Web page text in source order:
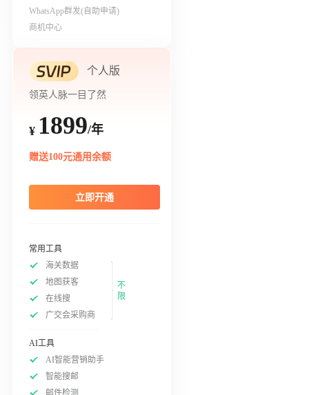
WhatsApp群发(自助申请)
商机中心
个人版
领英人脉一目了然
¥ 1899/年
赠送100元通用余额
立即开通
常用工具
海关数据
地图获客
在线搜
广交会采购商
不
限
AI工具
AI智能营销助手
智能搜邮
邮件检测